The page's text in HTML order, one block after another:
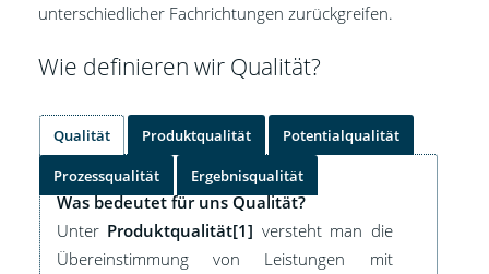
unterschiedlicher Fachrichtungen zurückgreifen.
Wie definieren wir Qualität?
Qualität Produktqualität Potentialqualität
Prozessqualität Ergebnisqualität
Was bedeutet für uns Qualität?
Unter Produktqualität[1] versteht man die
Übereinstimmung von Leistungen mit